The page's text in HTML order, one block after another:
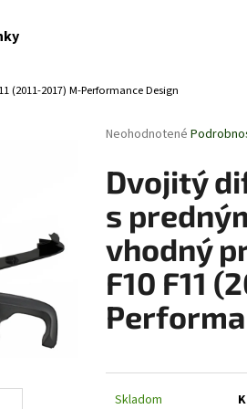
2017) M-Performance Design
Priemerné
produktu
je
z
hviezdičiek.
Neohodnotené
Dvojitý
s
vhodný
F10 F11
Skladom